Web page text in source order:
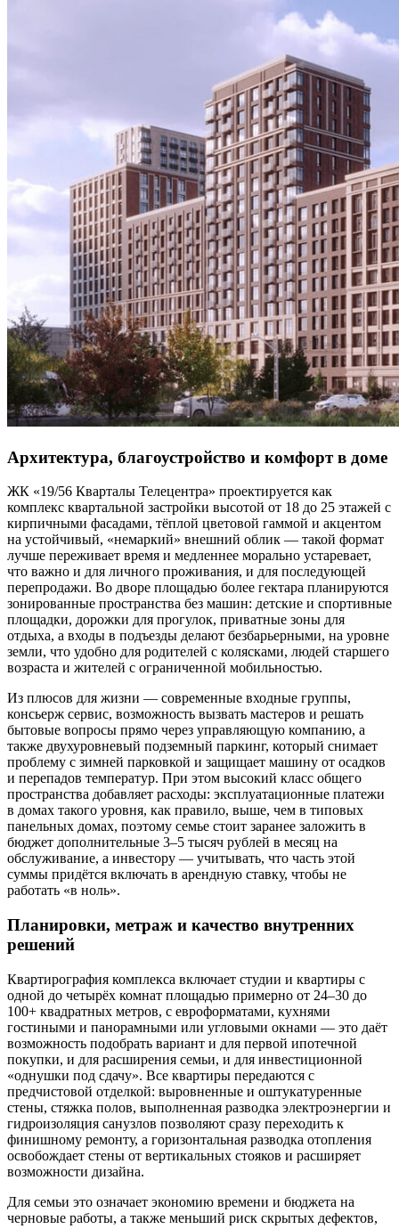
Архитектура, благоустройство и комфорт в доме
ЖК «19/56 Кварталы Телецентра» проектируется как
комплекс квартальной застройки высотой от 18 до 25 этажей с
кирпичными фасадами, тёплой цветовой гаммой и акцентом
на устойчивый, «немаркий» внешний облик — такой формат
лучше переживает время и медленнее морально устаревает,
что важно и для личного проживания, и для последующей
перепродажи. Во дворе площадью более гектара планируются
зонированные пространства без машин: детские и спортивные
площадки, дорожки для прогулок, приватные зоны для
отдыха, а входы в подъезды делают безбарьерными, на уровне
земли, что удобно для родителей с колясками, людей старшего
возраста и жителей с ограниченной мобильностью.
Из плюсов для жизни — современные входные группы,
консьерж сервис, возможность вызвать мастеров и решать
бытовые вопросы прямо через управляющую компанию, а
также двухуровневый подземный паркинг, который снимает
проблему с зимней парковкой и защищает машину от осадков
и перепадов температур. При этом высокий класс общего
пространства добавляет расходы: эксплуатационные платежи
в домах такого уровня, как правило, выше, чем в типовых
панельных домах, поэтому семье стоит заранее заложить в
бюджет дополнительные 3–5 тысяч рублей в месяц на
обслуживание, а инвестору — учитывать, что часть этой
суммы придётся включать в арендную ставку, чтобы не
работать «в ноль».
Планировки, метраж и качество внутренних
решений
Квартирография комплекса включает студии и квартиры с
одной до четырёх комнат площадью примерно от 24–30 до
100+ квадратных метров, с евроформатами, кухнями
гостиными и панорамными или угловыми окнами — это даёт
возможность подобрать вариант и для первой ипотечной
покупки, и для расширения семьи, и для инвестиционной
«однушки под сдачу». Все квартиры передаются с
предчистовой отделкой: выровненные и оштукатуренные
стены, стяжка полов, выполненная разводка электроэнергии и
гидроизоляция санузлов позволяют сразу переходить к
финишному ремонту, а горизонтальная разводка отопления
освобождает стены от вертикальных стояков и расширяет
возможности дизайна.
Для семьи это означает экономию времени и бюджета на
черновые работы, а также меньший риск скрытых дефектов,